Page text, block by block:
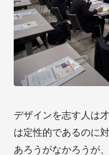
デザインを志す人は
は定性的であるのに
あろうがなかろうが